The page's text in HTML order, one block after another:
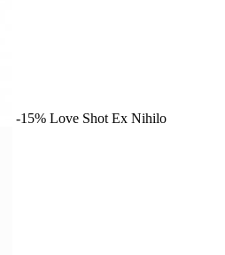
-15% Love Shot Ex Nihilo